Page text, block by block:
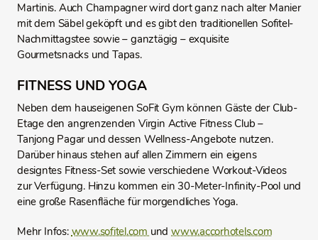
Martinis. Auch Champagner wird dort ganz nach alter Manier
mit dem Säbel geköpft und es gibt den traditionellen Sofitel-
Nachmittagstee sowie – ganztägig – exquisite
Gourmetsnacks und Tapas.
FITNESS UND YOGA
Neben dem hauseigenen SoFit Gym können Gäste der Club-
Etage den angrenzenden Virgin Active Fitness Club –
Tanjong Pagar und dessen Wellness-Angebote nutzen.
Darüber hinaus stehen auf allen Zimmern ein eigens
designtes Fitness-Set sowie verschiedene Workout-Videos
zur Verfügung. Hinzu kommen ein 30-Meter-Infinity-Pool und
eine große Rasenfläche für morgendliches Yoga.
Mehr Infos:www.sofitel.comund www.accorhotels.com